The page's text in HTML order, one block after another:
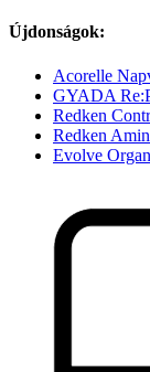
Újdonságok:
Acorelle
GYADA
Redken
Redken
Evolve